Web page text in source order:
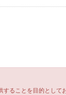
ることを目的とし